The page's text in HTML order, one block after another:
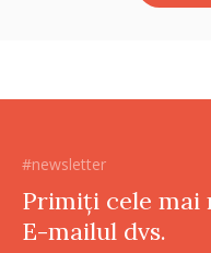
#newsletter
Primiți cele mai
E-mailul dvs.